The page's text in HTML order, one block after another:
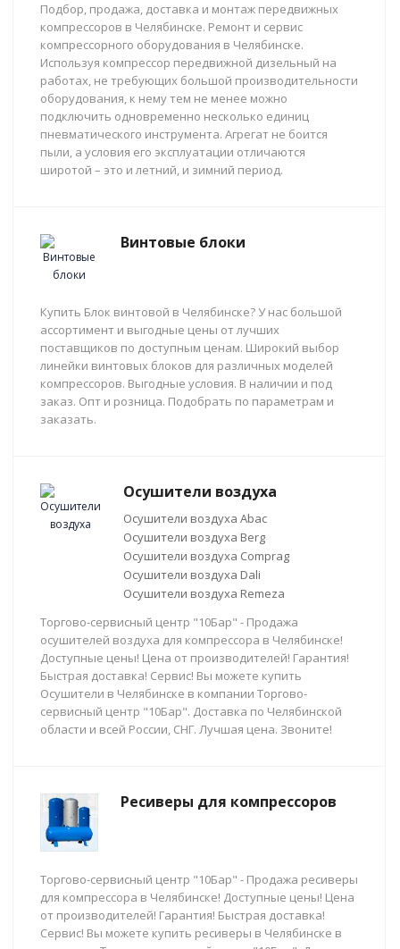
Подбор, продажа, доставка и монтаж передвижных
компрессоров в Челябинске. Ремонт и сервис
компрессорного оборудования в Челябинске.
Используя компрессор передвижной дизельный на
работах, не требующих большой производительности
оборудования, к нему тем не менее можно
подключить одновременно несколько единиц
пневматического инструмента. Агрегат не боится
пыли, а условия его эксплуатации отличаются
широтой – это и летний, и зимний период.
Винтовые блоки
Купить Блок винтовой в Челябинске? У нас большой
ассортимент и выгодные цены от лучших
поставщиков по доступным ценам. Широкий выбор
линейки винтовых блоков для различных моделей
компрессоров. Выгодные условия. В наличии и под
заказ. Опт и розница. Подобрать по параметрам и
заказать.
Осушители воздуха
Осушители воздуха Abac
Осушители воздуха Berg
Осушители воздуха Comprag
Осушители воздуха Dali
Осушители воздуха Remeza
Торгово-сервисный центр "10Бар" - Продажа
осушителей воздуха для компрессора в Челябинске!
Доступные цены! Цена от производителей! Гарантия!
Быстрая доставка! Сервис! Вы можете купить
Осушители в Челябинске в компании Торгово-
сервисный центр "10Бар". Доставка по Челябинской
области и всей России, СНГ. Лучшая цена. Звоните!
Ресиверы для компрессоров
Торгово-сервисный центр "10Бар" - Продажа ресиверы
для компрессора в Челябинске! Доступные цены! Цена
от производителей! Гарантия! Быстрая доставка!
Сервис! Вы можете купить ресиверы в Челябинске в